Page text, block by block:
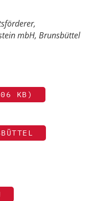
mbH, Brunsbüttel
KB)